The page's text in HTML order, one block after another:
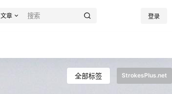
文章 登录
全部标签 StrokesPlus.net